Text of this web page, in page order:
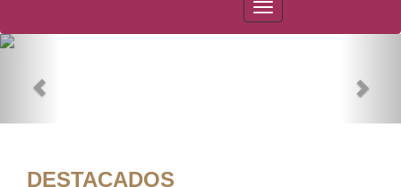
PAOT
DESTACADOS